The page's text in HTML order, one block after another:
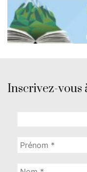
Inscrivez-vous